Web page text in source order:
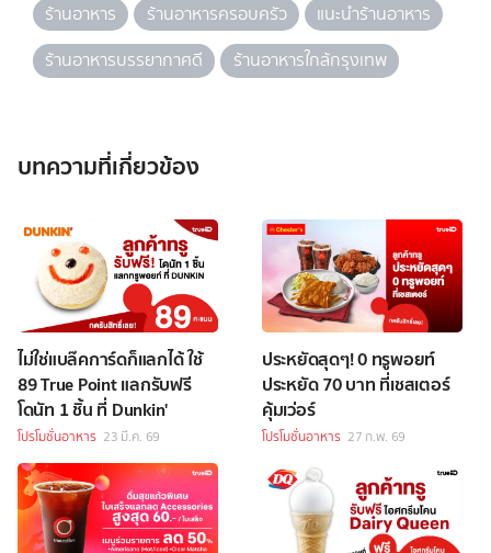
ร้านอาหาร
ร้านอาหารครอบครัว
แนะนำร้านอาหาร
ร้านอาหารบรรยากาศดี
ร้านอาหารใกล้กรุงเทพ
บทความที่เกี่ยวข้อง
ไม่ใช่แบล๊คการ์ดก็แลกได้ ใช้
89 True Point แลกรับฟรี
โดนัท 1 ชิ้น ที่ Dunkin'
โปรโมชั่นอาหาร 23 มี.ค. 69
ประหยัดสุดๆ! 0 ทรูพอยท์
ประหยัด 70 บาท ที่เชสเตอร์
คุ้มเว่อร์
โปรโมชั่นอาหาร 27 ก.พ. 69